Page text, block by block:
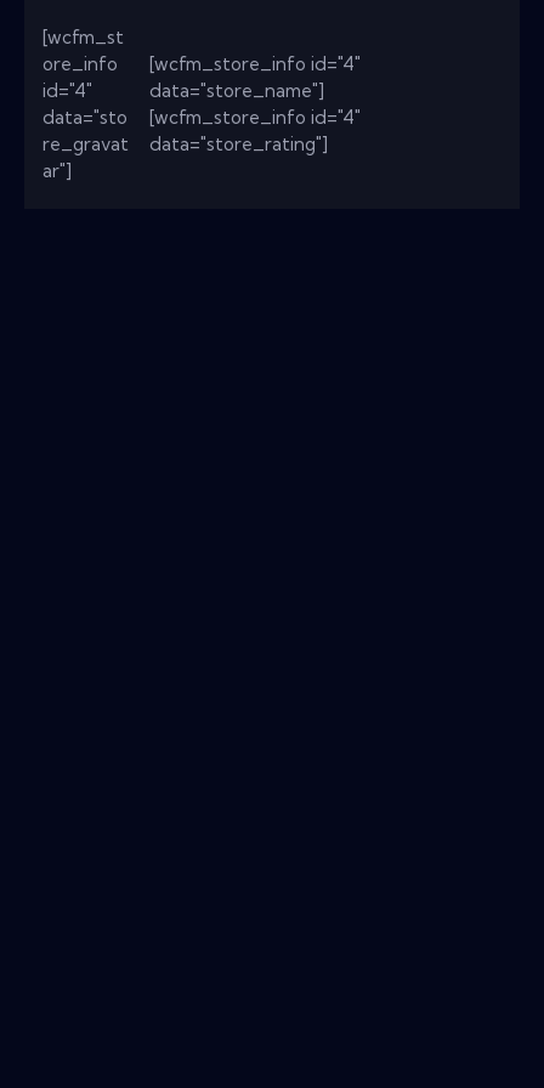
[wcfm_st
ore_info
id="4"
data="sto
re_gravat
ar"]
[wcfm_store_info id="4"
data="store_name"]
[wcfm_store_info id="4"
data="store_rating"]